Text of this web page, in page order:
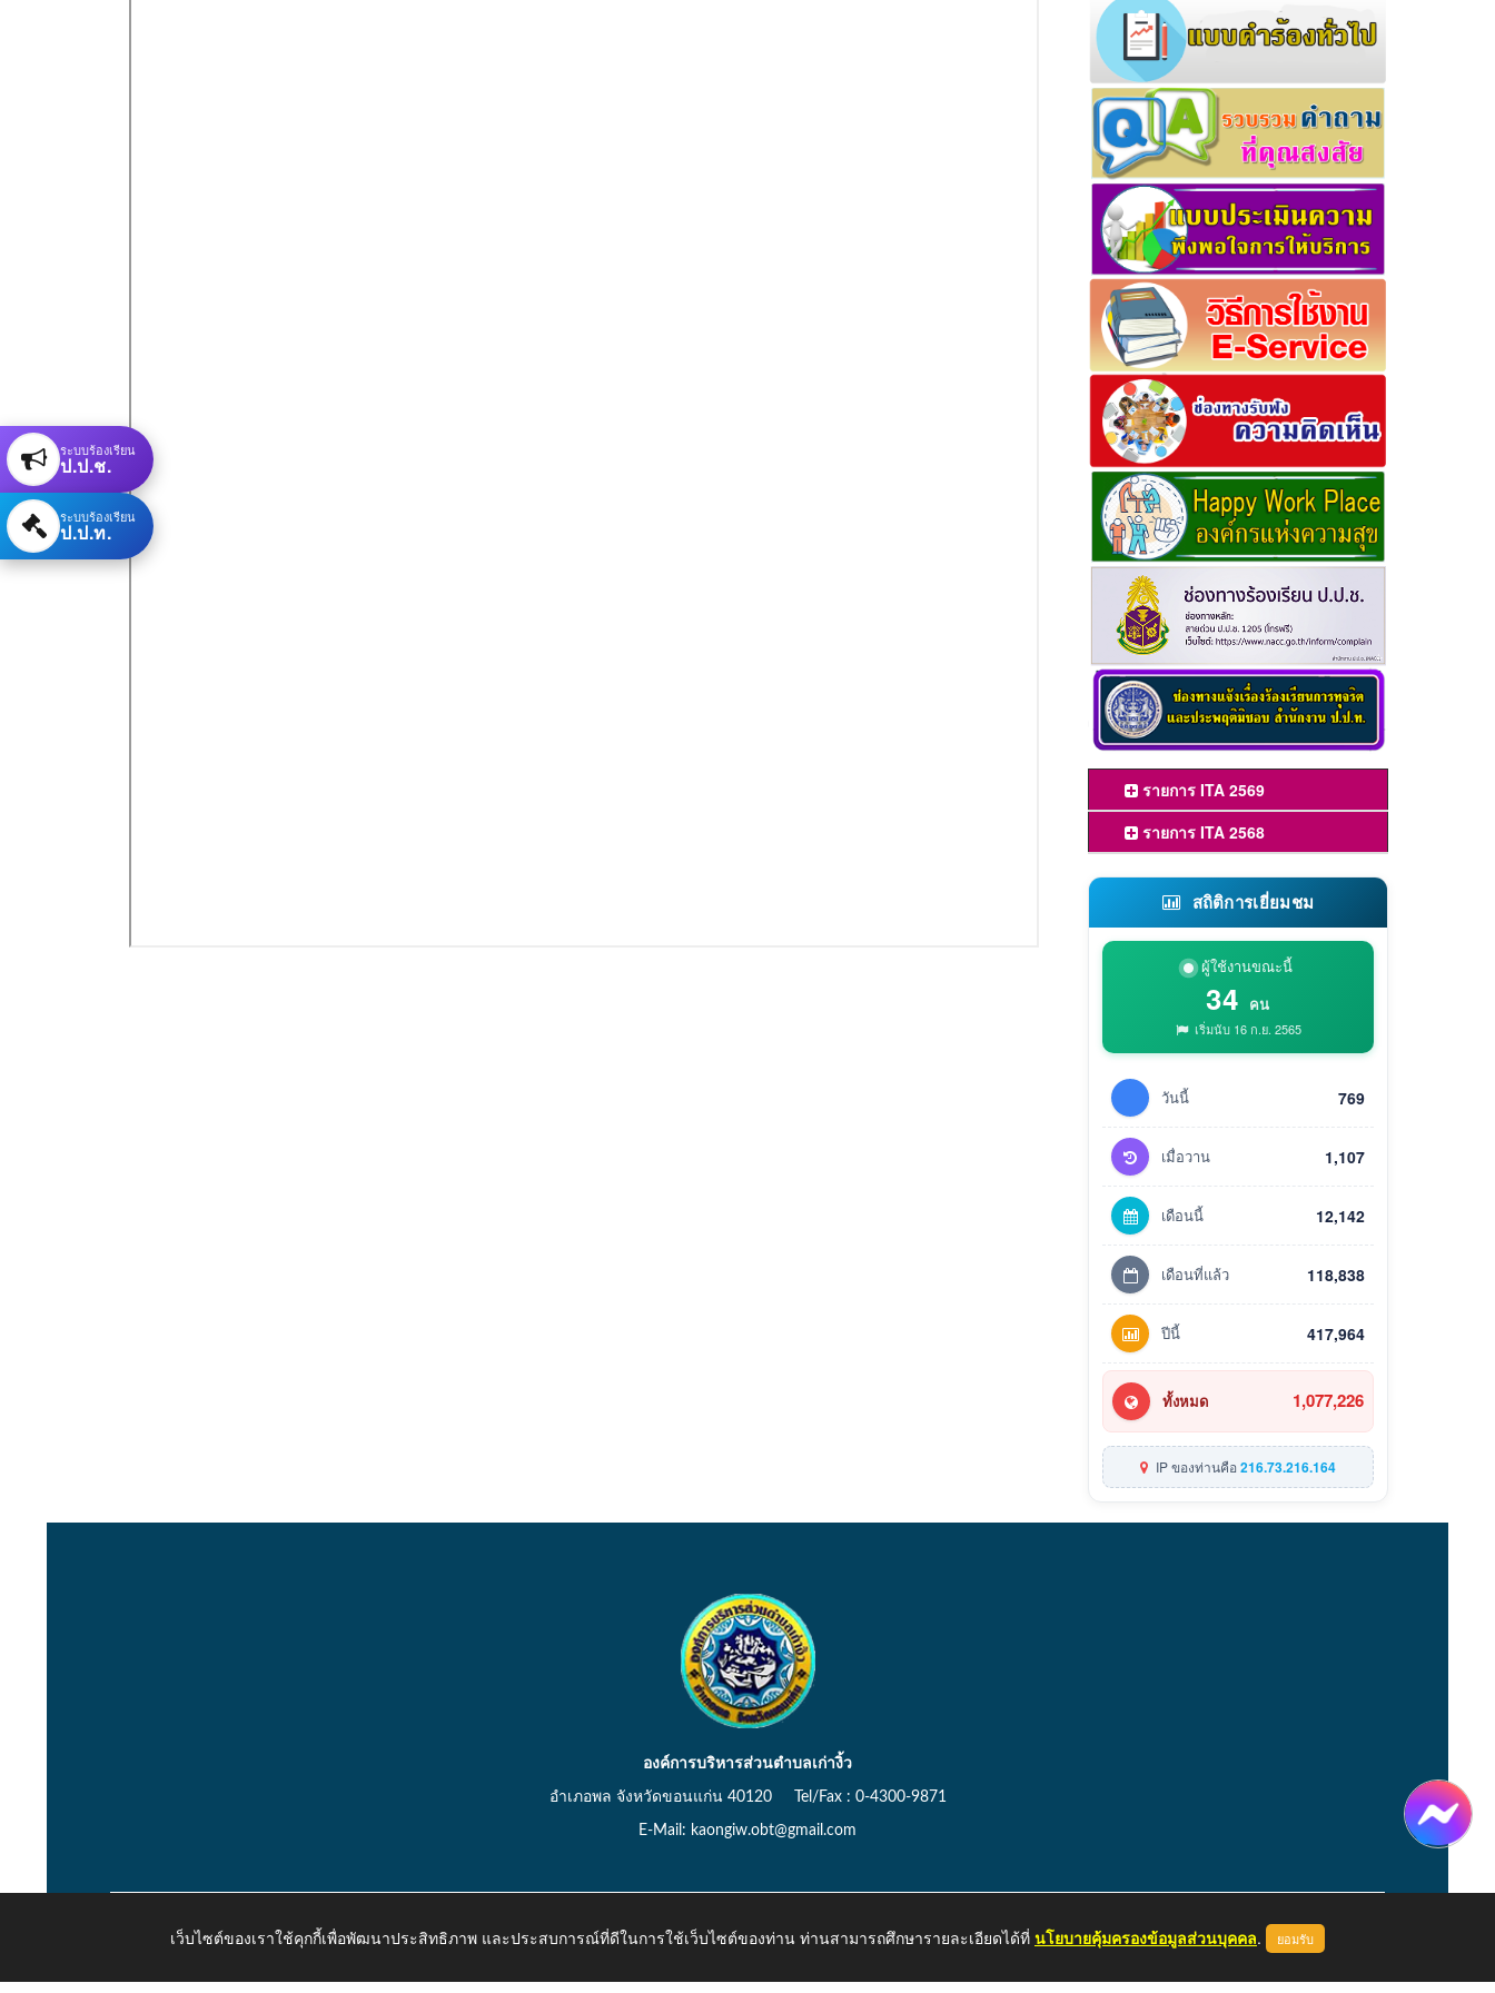
รายการ ITA 2569
รายการ ITA 2568
สถิติการเยี่ยมชม
ผู้ใช้งานขณะนี้
34 คน
เริ่มนับ 16 ก.ย. 2565
วันนี้ 769
เมื่อวาน 1,107
เดือนนี้ 12,142
เดือนที่แล้ว 118,838
ปีนี้ 417,964
ทั้งหมด 1,077,226
IP ของท่านคือ216.73.216.164
ระบบร้องเรียน
ป.ป.ช.
ระบบร้องเรียน
ป.ป.ท.
องค์การบริหารส่วนตำบลเก่างิ้ว
อำเภอพล จังหวัดขอนแก่น 40120 Tel/Fax : 0-4300-9871
E-Mail: kaongiw.obt@gmail.com
Copyright © 2026 All Right Resive http://www.kaongiw.go.th หน้าแรก ผู้ดูแลระบบ
เว็บไซต์ของเราใช้คุกกี้เพื่อพัฒนาประสิทธิภาพ และประสบการณ์ที่ดีในการใช้เว็บไซต์ของท่าน ท่านสามารถศึกษารายละเอียดได้ที่ นโยบายคุ้มครองข้อมูลส่วนบุคคล. ยอมรับ